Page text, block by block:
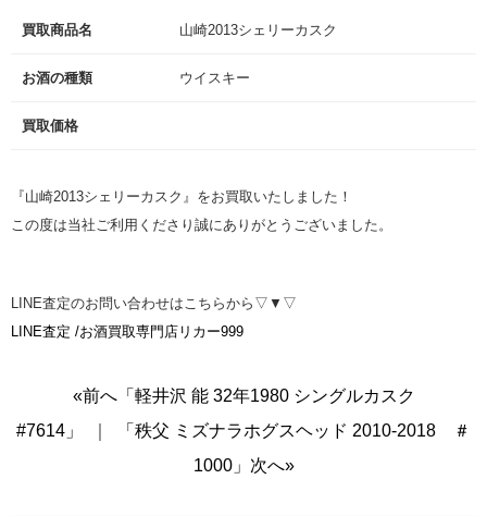
買取商品名 山崎2013シェリーカスク
お酒の種類 ウイスキー
買取価格
『山崎2013シェリーカスク』をお買取いたしました！
この度は当社ご利用くださり誠にありがとうございました。
LINE査定のお問い合わせはこちらから▽▼▽
LINE査定 /お酒買取専門店リカー999
«前へ「軽井沢 能 32年1980 シングルカスク
#7614」
「秩父 ミズナラホグスヘッド 2010-2018 ＃
1000」次へ»